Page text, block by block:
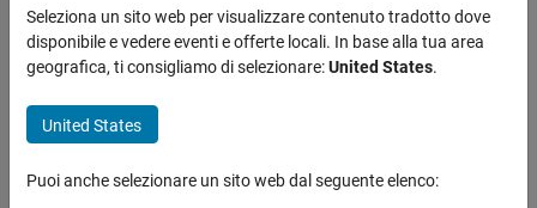
How useful was this information?
Seleziona un sito web per visualizzare contenuto tradotto dove
disponibile e vedere eventi e offerte locali. In base alla tua area
geografica, ti consigliamo di selezionare:United States.
United States
Puoi anche selezionare un sito web dal seguente elenco: